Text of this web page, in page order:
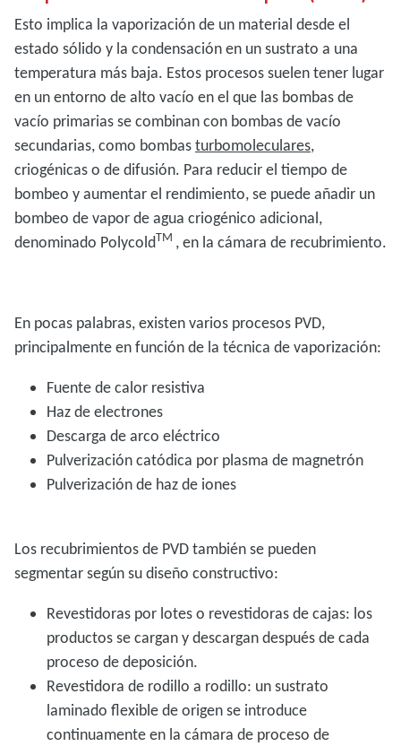
Esto implica la vaporización de un material desde el
estado sólido y la condensación en un sustrato a una
temperatura más baja. Estos procesos suelen tener lugar
en un entorno de alto vacío en el que las bombas de
vacío primarias se combinan con bombas de vacío
secundarias, como bombasturbomoleculares,
criogénicas o de difusión. Para reducir el tiempo de
bombeo y aumentar el rendimiento, se puede añadir un
bombeo de vapor de agua criogénico adicional,
denominado PolycoldTM , en la cámara de recubrimiento.
En pocas palabras, existen varios procesos PVD,
principalmente en función de la técnica de vaporización:
Fuente de calor resistiva
Haz de electrones
Descarga de arco eléctrico
Pulverización catódica por plasma de magnetrón
Pulverización de haz de iones
Los recubrimientos de PVD también se pueden
segmentar según su diseño constructivo:
Revestidoras por lotes o revestidoras de cajas: los
productos se cargan y descargan después de cada
proceso de deposición.
Revestidora de rodillo a rodillo: un sustrato
laminado flexible de origen se introduce
continuamente en la cámara de proceso de